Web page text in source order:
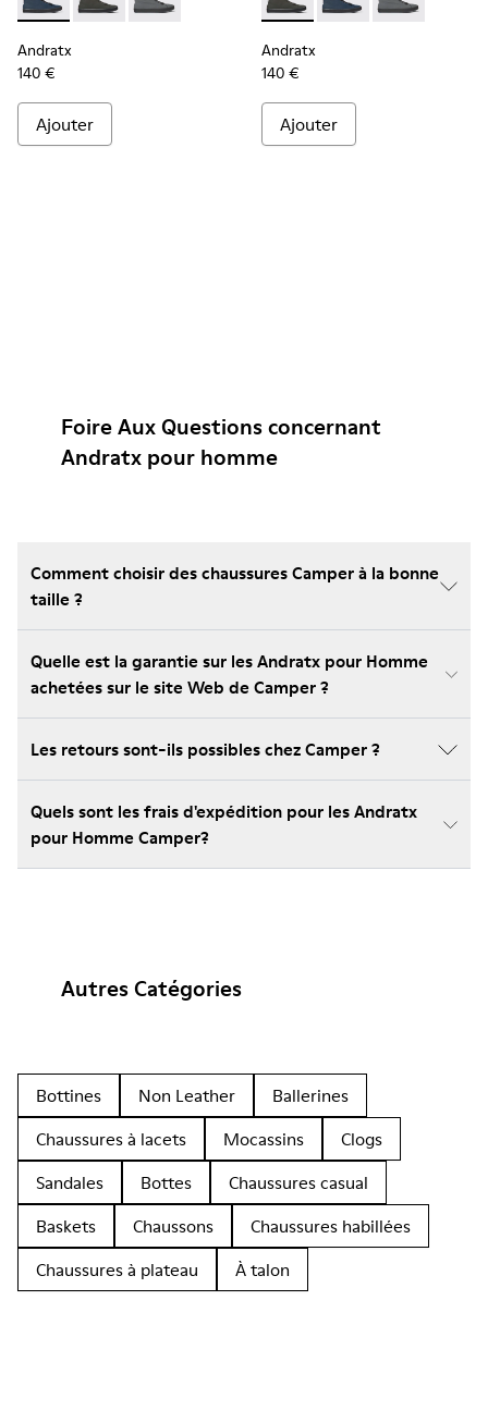
Andratx - K300143-008 - Baskets en tissu bleu marine pour
Andratx - K300143-010 - Baskets en textile gris pour
Andratx - K300143-007 - Baskets en tissu
Andratx
140 €
Ajouter
Andratx - K300143-010 -
Andratx - K300143-
Andratx -
Andratx
140 €
Ajouter
Foire Aux Questions concernant
Andratx pour homme
Comment choisir des chaussures Camper à la bonne
taille ?
Quelle est la garantie sur les Andratx pour Homme
achetées sur le site Web de Camper ?
Les retours sont-ils possibles chez Camper ?
Quels sont les frais d'expédition pour les Andratx
pour Homme Camper?
Autres Catégories
Bottines Non Leather
Ballerines
Chaussures à lacets
Mocassins
Clogs
Sandales
Bottes
Chaussures casual
Baskets
Chaussons
Chaussures habillées
Chaussures à plateau
À talon